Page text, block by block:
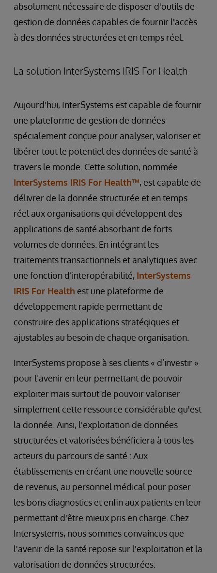
absolument nécessaire de disposer d'outils de
gestion de données capables de fournir l'accès
à des données structurées et en temps réel.
La solution InterSystems IRIS For Health
Aujourd'hui, InterSystems est capable de fournir
une plateforme de gestion de données
spécialement conçue pour analyser, valoriser et
libérer tout le potentiel des données de santé à
travers le monde. Cette solution, nommée
InterSystems IRIS For Health™, est capable de
délivrer de la donnée structurée et en temps
réel aux organisations qui développent des
applications de santé absorbant de forts
volumes de données. En intégrant les
traitements transactionnels et analytiques avec
une fonction d’interopérabilité, InterSystems
IRIS For Health est une plateforme de
développement rapide permettant de
construire des applications stratégiques et
ajustables au besoin de chaque organisation.
InterSystems propose à ses clients « d’investir »
pour l’avenir en leur permettant de pouvoir
exploiter mais surtout de pouvoir valoriser
simplement cette ressource considérable qu'est
la donnée. Ainsi, l'exploitation de données
structurées et valorisées bénéficiera à tous les
acteurs du parcours de santé : Aux
établissements en créant une nouvelle source
de revenus, au personnel médical pour poser
les bons diagnostics et enfin aux patients en leur
permettant d'être mieux pris en charge. Chez
Intersystems, nous sommes convaincus que
l'avenir de la santé repose sur l'exploitation et la
valorisation de données structurées.